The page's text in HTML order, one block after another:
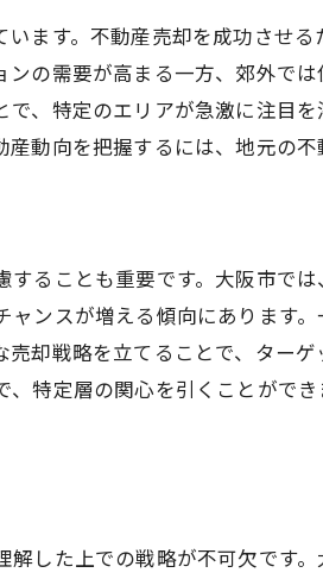
ング判断に必要な経済指標の活用
家のアドバイスを基にした判断
期を決める際の注意点
報を考慮した時期の選び方
内の不動産価格の傾向
活性化に合わせた売却戦略
期の選定に必要な分析
向が売却に与える影響
との購入者心理の変化
ます。不動産売却を成功させ
の需要が高まる一方、郊外で
、特定のエリアが急激に注目
動向を把握するには、地元の
ることも重要です。大阪市で
ンスが増える傾向にあります
却戦略を立てることで、ター
特定層の関心を引くことがで
した上での戦略が不可欠です